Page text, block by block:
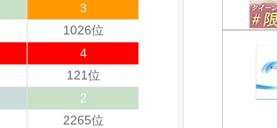
3
1026位
4
121位
2
2265位